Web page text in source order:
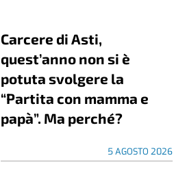
Carcere di Asti,
quest’anno non si è
potuta svolgere la
“Partita con mamma e
papà”. Ma perché?
5 AGOSTO 2026